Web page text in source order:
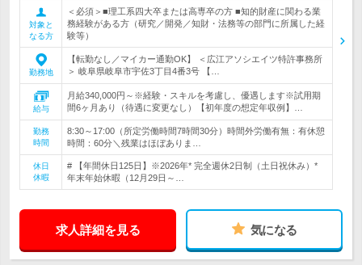
対象と
なる方
＜必須＞■理工系四大卒または高専卒の方 ■知的財産に関わる業
務経験がある方（研究／開発／知財・法務等の部門に所属した経
験等）
勤務地
【転勤なし／マイカー通勤OK】 ＜広江アソシエイツ特許事務所
＞ 岐阜県岐阜市宇佐3丁目4番3号 【…
給与
月給340,000円～※経験・スキルを考慮し、優遇します※試用期
間6ヶ月あり（待遇に変更なし）【初年度の想定年収例】…
勤務
時間
8:30～17:00（所定労働時間7時間30分）時間外労働有無：有休憩
時間：60分＼残業はほぼありま…
休日
休暇
# 【年間休日125日】※2026年* 完全週休2日制（土日祝休み）*
年末年始休暇（12月29日～…
求人詳細を見る 気になる